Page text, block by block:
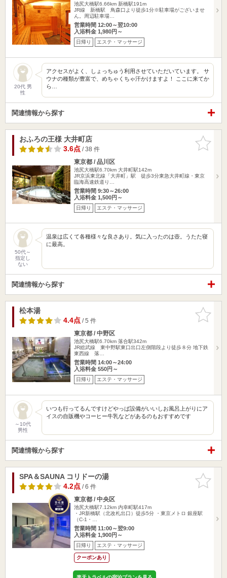
池尻大橋駅6.66km 新橋駅191m
JR線 新橋駅 鳥森口より徒歩1分※駐車場がございませ
ん。周辺駐車場…
営業時間 12:00～翌10:00
入浴料金 1,980円～
日帰り エステ・マッサージ
20代 男
性
アクセスがよく、しょっちゅう利用させていただいています。 サ
ウナの種類が豊富で、めちゃくちゃ汗かけますよ！ ここに来てか
ら…
関連情報から探す
お気に入
りに追加
おふろの王様 大井町店
3.6点/ 38 件
東京都 / 品川区
池尻大橋駅6.70km 大井町駅142m
JR京浜東北線「大井町」駅 徒歩3分東急大井町線・東京
臨海高速鉄道り…
営業時間 9:30～26:00
入浴料金 1,500円～
日帰り エステ・マッサージ
50代～
指定し
ない
温泉は広くて各種様々な良さあり。気に入ったのは壺。うたた寝
に最高。
関連情報から探す
お気に入
りに追加
松本湯
4.4点/ 5 件
東京都 / 中野区
池尻大橋駅6.70km 落合駅342m
JR総武線 東中野駅東口出口左側階段より徒歩８分 地下鉄
東西線 落…
営業時間 14:00～24:00
入浴料金 550円～
日帰り エステ・マッサージ
～10代
男性
いつも行ってるんですけどやっぱ設備がいいしお風呂上がりにア
イスの自販機やコーヒー牛乳などがあるのもおすすめです
関連情報から探す
お気に入
りに追加
SPA＆SAUNA コリドーの湯
4.2点/ 6 件
東京都 / 中央区
池尻大橋駅7.12km 内幸町駅417m
・JR新橋駅（北改札出口）徒歩5分 ・東京メトロ 銀座駅
（C-1・…
営業時間 11:00～翌9:00
入浴料金 1,900円～
日帰り エステ・マッサージ
クーポンあり